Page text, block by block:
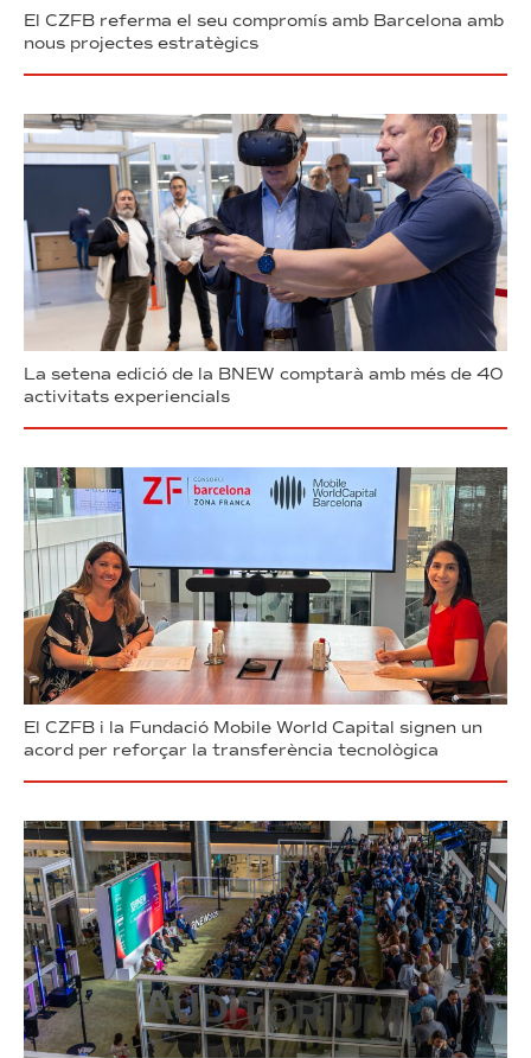
El CZFB referma el seu compromís amb Barcelona amb
nous projectes estratègics
La setena edició de la BNEW comptarà amb més de 40
activitats experiencials
El CZFB i la Fundació Mobile World Capital signen un
acord per reforçar la transferència tecnològica